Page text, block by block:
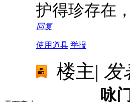
护得珍存在
回复
使用道具 举报
楼主| 发
咏门